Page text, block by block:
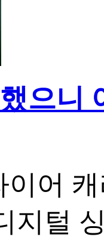
으니
이어
지털